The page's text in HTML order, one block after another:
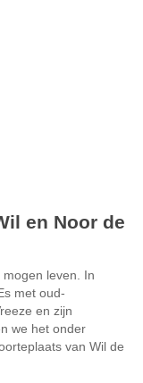
en Noor de
leven. In
met oud-
en zijn
we het onder
van Wil de